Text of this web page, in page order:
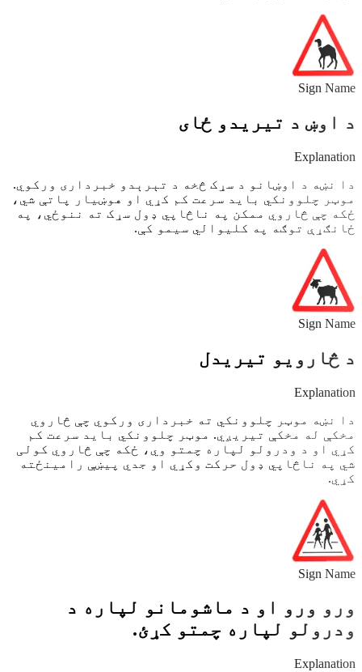
Sign Name
د اوښ د تیریدو ځای
Explanation
دا نښه د اوښانو د سړک څخه د تېرېدو خبرداری ورکوي.
موټر چلوونکي باید سرعت کم کړي او هوښیار پاتې شي،
ځکه چې څاروي ممکن په ناڅاپي ډول سړک ته ننوځي، په
ځانګړې توګه په کلیوالي سیمو کې.
Sign Name
د څارویو تیریدل
Explanation
دا نښه موټر چلوونکي ته خبرداری ورکوي چې څاروي
مخکې له مخکې تیریږي. موټر چلوونکي باید سرعت کم
کړي او د ودرولو لپاره چمتو وي، ځکه چې څاروي کولی
شي په ناڅاپي ډول حرکت وکړي او جدي پیښې رامینځته
کړي.
Sign Name
ورو ورو او د ماشومانو لپاره د
ودرولو لپاره چمتو کړئ.
Explanation